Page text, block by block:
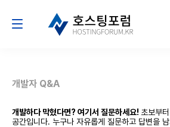
개발자 Q&A
개발하다 막혔다면? 여기서 질문하세요! 초보부
공간입니다. 누구나 자유롭게 질문하고 답변을